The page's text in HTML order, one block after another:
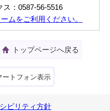
：0587-56-5516
ムをご利用ください。
トップページへ戻る
ートフォン表示
ビリティ方針